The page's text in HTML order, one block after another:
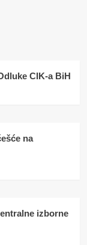
CIK-a BiH
na
izborne